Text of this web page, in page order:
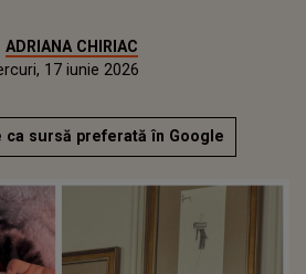
ADRIANA CHIRIAC
17 iunie 2026
ca sursă preferată în Google